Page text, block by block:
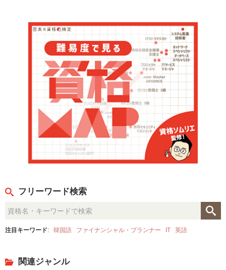
フリーワード検索
注目キーワード: 韓国語 ファイナンシャル・プランナー IT 英語
関連ジャンル